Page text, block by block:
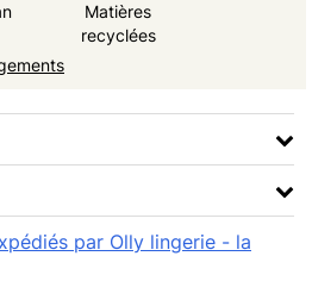
Matières
recyclées
par Olly lingerie - la